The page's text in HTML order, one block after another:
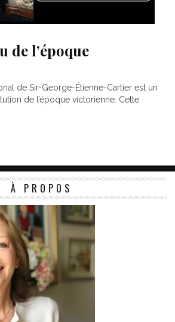
de l’époque
de Sir-George-Étienne-Cartier est un
de l’époque victorienne. Cette
À PROPOS